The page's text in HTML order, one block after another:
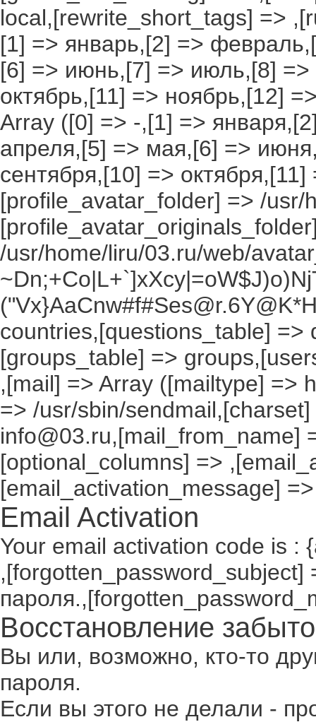
local,[rewrite_short_tags] =>
[1] => январь,[2] =>
[6] => июнь,[7] => июль,[8] =>
октябрь,[11] => ноябрь,[12]
Array ([0] => -,[1] =>
апреля,[5] => мая,[6] =>
сентября,[10] =>
[profile_avatar_folder] => /
/usr/home/liru/03.ru/web/
countries,[questions_table]
[groups_table] =>
,[mail] => Array ([mailtype] =>
=> /usr/sbin/
info@03.ru,[mail_from_name]
[optional_columns] =>
[email_activation_message] =>
Email Activation
Your email activation code is :
,[forgotten_password_subject]
Восстановление
Вы или, возможно, кто-то
пароля.
Если вы этого не делали -